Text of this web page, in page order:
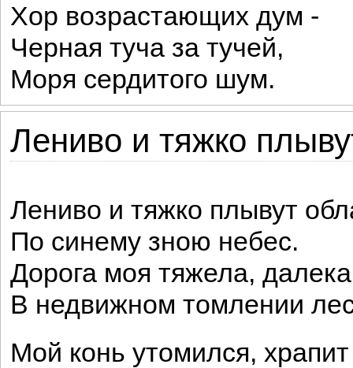
Хор возрастающих дум -
Черная туча за тучей,
Моря сердитого шум.
Лениво и тяжко
Лениво и тяжко плывут
По синему зною небес.
Дорога моя тяжела,
В недвижном томлении
Мой конь утомился,